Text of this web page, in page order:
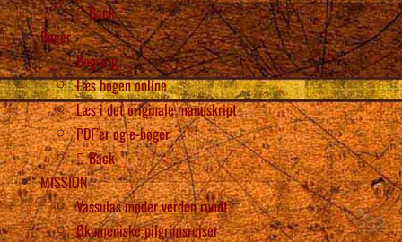
Back
Bøger
Bogsalg
Læs bogen online
Læs i det originale manuskript
PDF’er og e-bøger
Back
MISSION
Vassulas møder verden rundt
Økumeniske pilgrimsrejser